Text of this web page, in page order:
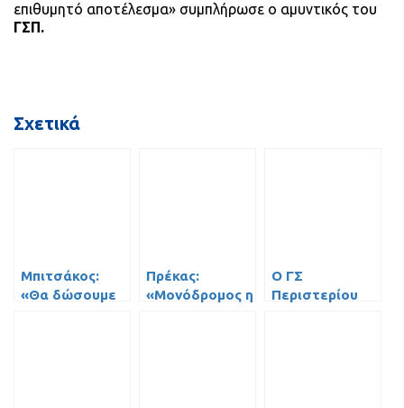
επιθυμητό αποτέλεσμα» συμπλήρωσε ο αμυντικός του
ΓΣΠ.
Σχετικά
Μπιτσάκος:
«Θα δώσουμε
Πρέκας:
«Μονόδρομος η
Ο ΓΣ
Περιστερίου